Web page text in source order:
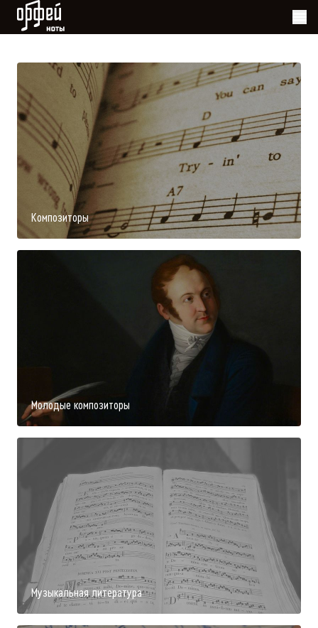
Ноты Орфей
Композиторы
Молодые композиторы
Музыкальная литература